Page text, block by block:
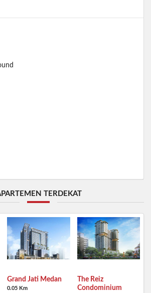
TERDEKAT
Grand Jati Medan
0.05 Km
The Reiz
Condominium